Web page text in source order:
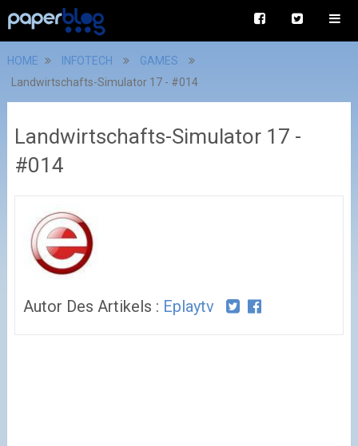
HOME INFOTECH
GAMES
Landwirtschafts-Simulator 17 - #014
Landwirtschafts-Simulator 17 -
#014
Autor Des Artikels : Eplaytv